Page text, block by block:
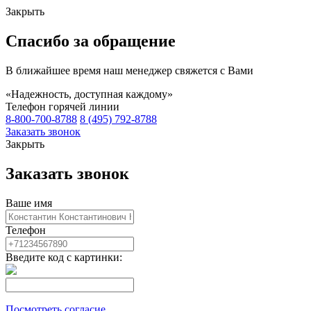
Закрыть
Спасибо за обращение
В ближайшее время наш менеджер свяжется с Вами
«Надежность, доступная каждому»
Телефон горячей линии
8-800-700-8788 8 (495) 792-8788
Заказать звонок
Закрыть
Заказать звонок
Ваше имя
Телефон
Введите код с картинки: